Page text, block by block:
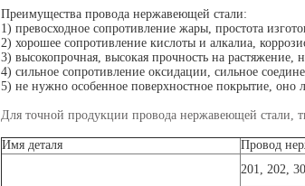
Преимущества провода нержавеющей стали:
1) превосходное сопротивление жары, простота
2) хорошее сопротивление кислоты и алкалиа,
3) высокопрочная, высокая прочность на растяжение,
4) сильное сопротивление оксидации, сильное
5) не нужно особенное поверхностное покрытие, оно
Для точной продукции провода нержавеющей стали,
Имя деталя Провод
201, 202,